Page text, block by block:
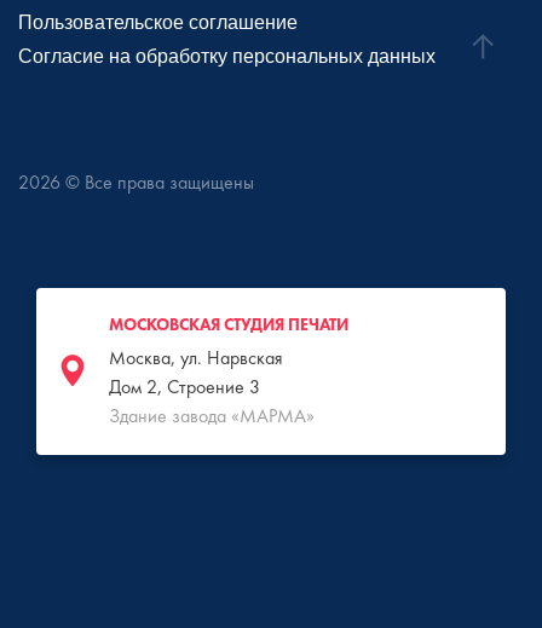
Пользовательское соглашение
Согласие на обработку персональных данных
2026 © Все права защищены
МОСКОВСКАЯ СТУДИЯ ПЕЧАТИ
Москва, ул. Нарвская
Дом 2, Строение 3
Здание завода «МАРМА»